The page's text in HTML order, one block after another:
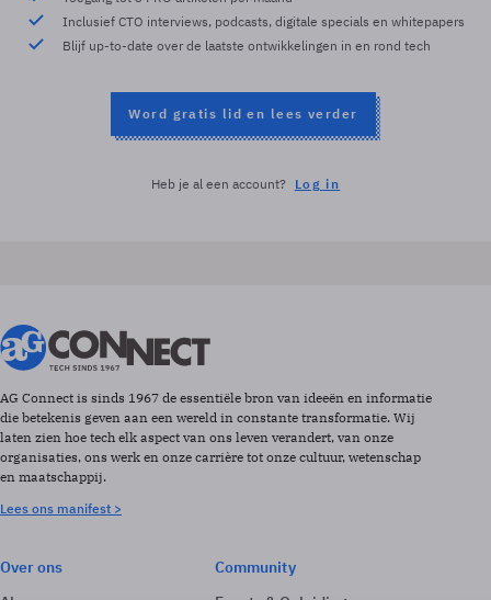
Inclusief CTO interviews, podcasts, digitale specials en whitepapers
Blijf up-to-date over de laatste ontwikkelingen in en rond tech
Word gratis lid en lees verder
Heb je al een account? Log in
AG Connect is sinds 1967 de essentiële bron van ideeën en informatie
die betekenis geven aan een wereld in constante transformatie. Wij
laten zien hoe tech elk aspect van ons leven verandert, van onze
organisaties, ons werk en onze carrière tot onze cultuur, wetenschap
en maatschappij.
Lees ons manifest >
Over ons
Community